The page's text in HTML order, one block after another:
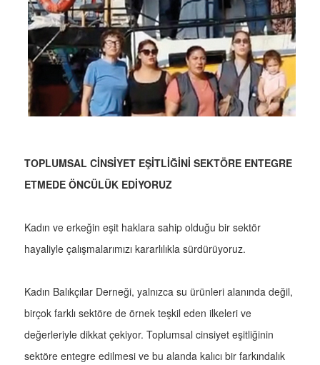
TOPLUMSAL CİNSİYET EŞİTLİĞİNİ SEKTÖRE ENTEGRE
ETMEDE ÖNCÜLÜK EDİYORUZ
Kadın ve erkeğin eşit haklara sahip olduğu bir sektör
hayaliyle çalışmalarımızı kararlılıkla sürdürüyoruz.
Kadın Balıkçılar Derneği, yalnızca su ürünleri alanında değil,
birçok farklı sektöre de örnek teşkil eden ilkeleri ve
değerleriyle dikkat çekiyor. Toplumsal cinsiyet eşitliğinin
sektöre entegre edilmesi ve bu alanda kalıcı bir farkındalık